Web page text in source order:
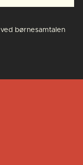
børnesamtalen